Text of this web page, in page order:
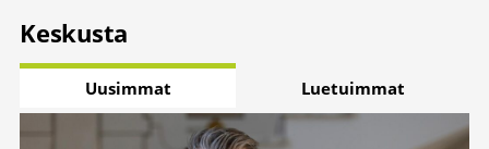
Keskusta
Uusimmat Luetuimmat